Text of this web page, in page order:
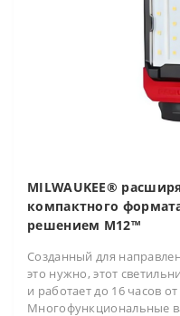
MILWAUKEE®
компактного
решением M12™
Созданный для
это нужно, этот
и работает до 16 часов
Многофункциональные